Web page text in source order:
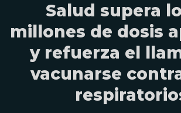
Salud supera
millones de dosis
y refuerza el
vacunarse